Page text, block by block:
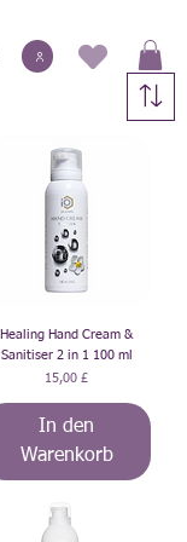
Healing Hand Cream &
Sanitiser 2 in 1 100 ml
Preis
15,00 £
In den
Warenkorb